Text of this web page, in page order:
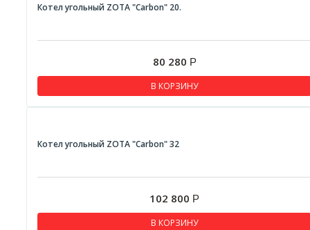
Котел угольный ZOTA "Carbon" 20.
80 280 Р
В КОРЗИНУ
Котел угольный ZOTA "Carbon" 32
102 800 Р
В КОРЗИНУ